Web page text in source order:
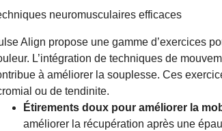
neuromusculaires efficaces
Align propose une gamme d’exercices
L’intégration de techniques de
à améliorer la souplesse. Ces
ou de tendinite.
Étirements doux pour améliorer la
améliorer la récupération après une